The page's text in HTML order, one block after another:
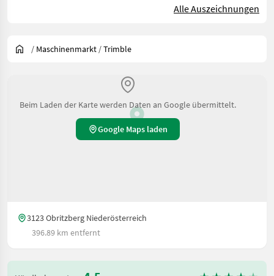
Alle Auszeichnungen
/ Maschinenmarkt /Trimble
Beim Laden der Karte werden Daten an Google übermittelt.
Google Maps laden
3123 Obritzberg Niederösterreich
396.89 km entfernt